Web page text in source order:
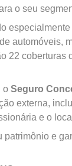
o seu
automóveis,
22 coberturas
oSeguro
externa,
e o
patrimônio e